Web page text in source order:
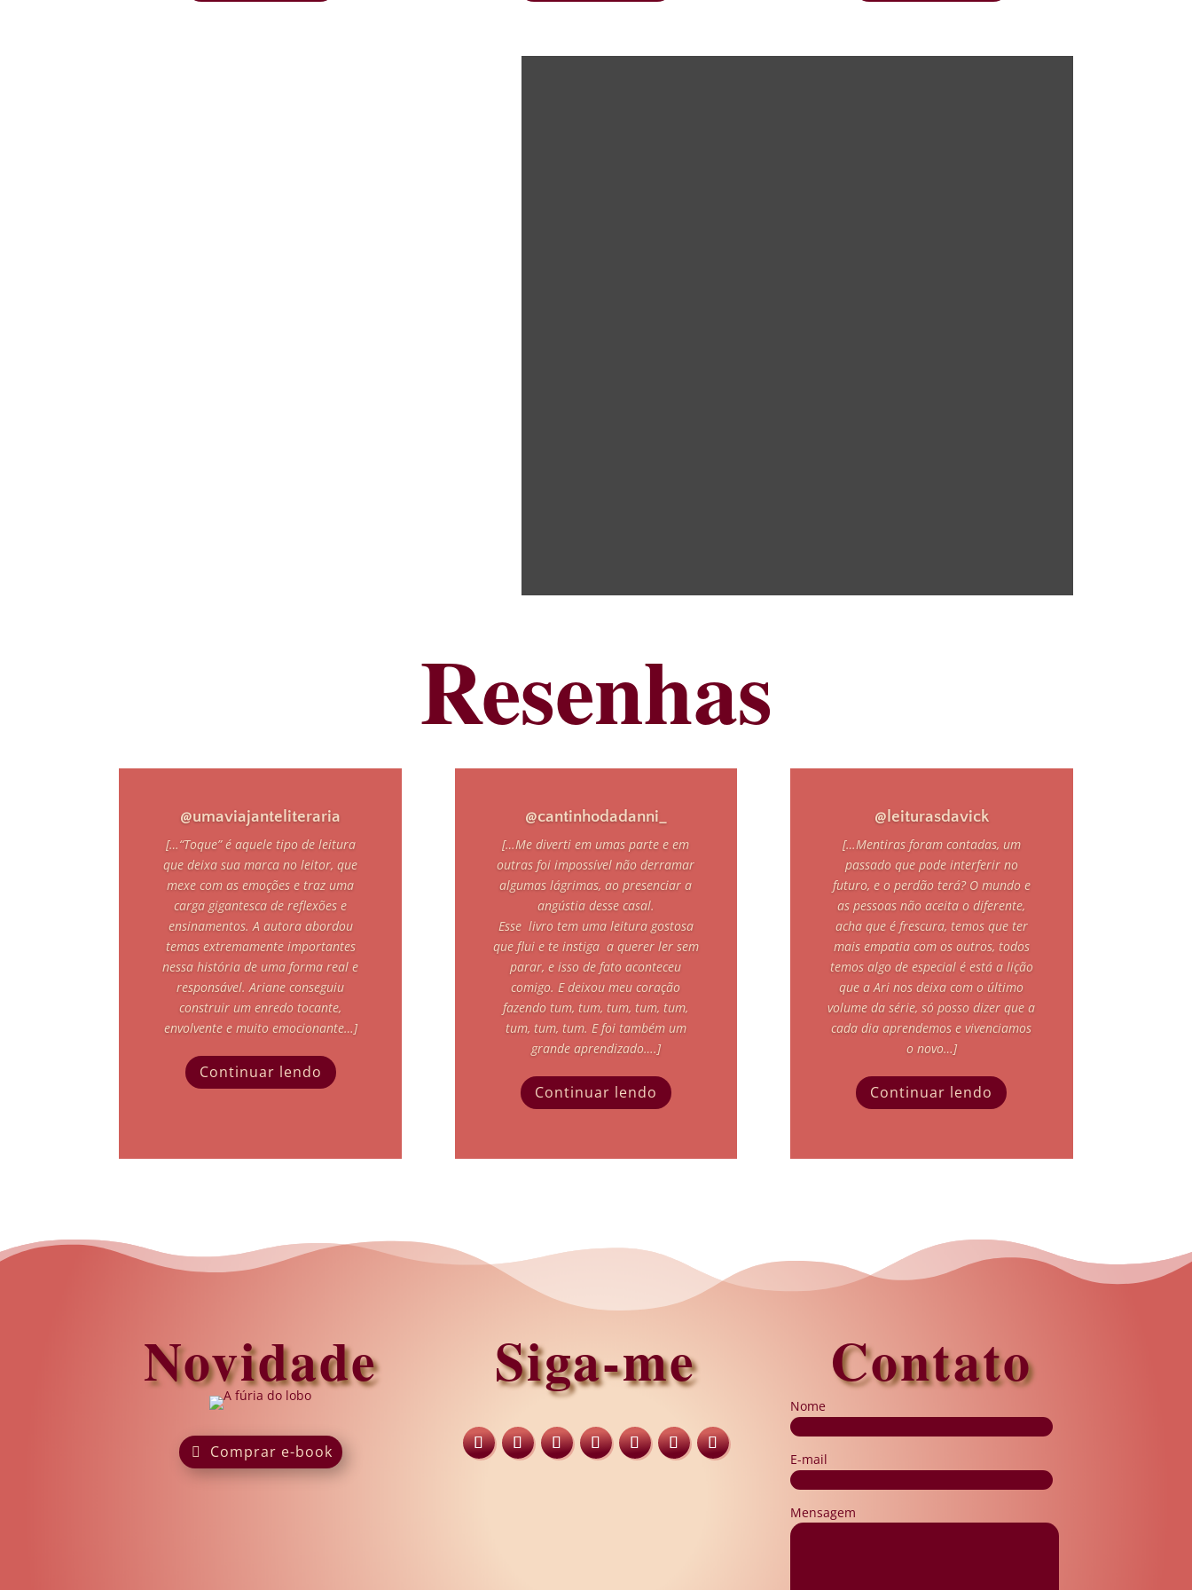
Resenhas
@umaviajanteliteraria
[…“Toque” é aquele tipo de leitura
que deixa sua marca no leitor, que
mexe com as emoções e traz uma
carga gigantesca de reflexões e
ensinamentos. A autora abordou
temas extremamente importantes
nessa história de uma forma real e
responsável. Ariane conseguiu
construir um enredo tocante,
envolvente e muito emocionante…]
Continuar lendo
@cantinhodadanni_
[…Me diverti em umas parte e em
outras foi impossível não derramar
algumas lágrimas, ao presenciar a
angústia desse casal.
Esse livro tem uma leitura gostosa
que flui e te instiga a querer ler sem
parar, e isso de fato aconteceu
comigo. E deixou meu coração
fazendo tum, tum, tum, tum, tum,
tum, tum, tum. E foi também um
grande aprendizado….]
Continuar lendo
@leiturasdavick
[…Mentiras foram contadas, um
passado que pode interferir no
futuro, e o perdão terá? O mundo e
as pessoas não aceita o diferente,
acha que é frescura, temos que ter
mais empatia com os outros, todos
temos algo de especial é está a lição
que a Ari nos deixa com o último
volume da série, só posso dizer que a
cada dia aprendemos e vivenciamos
o novo…]
Continuar lendo
Novidade
Comprar e-book
Siga-me Contato
Nome
E-mail
Mensagem